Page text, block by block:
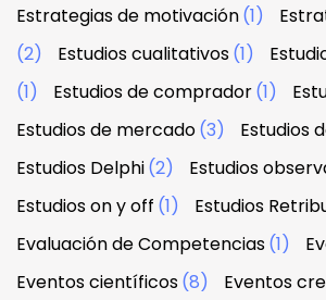
Estrategias de motivación(1)
(2)
Estudios cualitativos(1)
(1)
Estudios de comprador(1)
Estudios de mercado(3) Estudios
Estudios Delphi(2) Estudios
Estudios on y off (1) Estudios
Evaluación de Competencias(1)
Eventos científicos(8) Eventos